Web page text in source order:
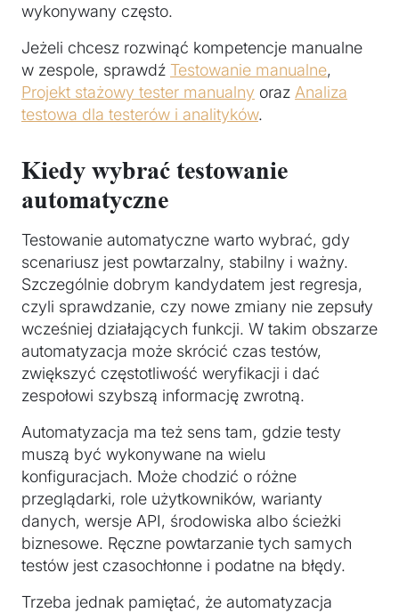
wykonywany często.
Jeżeli chcesz rozwinąć kompetencje manualne
w zespole, sprawdź Testowanie manualne,
Projekt stażowy tester manualny oraz Analiza
testowa dla testerów i analityków.
Kiedy wybrać testowanie
automatyczne
Testowanie automatyczne warto wybrać, gdy
scenariusz jest powtarzalny, stabilny i ważny.
Szczególnie dobrym kandydatem jest regresja,
czyli sprawdzanie, czy nowe zmiany nie zepsuły
wcześniej działających funkcji. W takim obszarze
automatyzacja może skrócić czas testów,
zwiększyć częstotliwość weryfikacji i dać
zespołowi szybszą informację zwrotną.
Automatyzacja ma też sens tam, gdzie testy
muszą być wykonywane na wielu
konfiguracjach. Może chodzić o różne
przeglądarki, role użytkowników, warianty
danych, wersje API, środowiska albo ścieżki
biznesowe. Ręczne powtarzanie tych samych
testów jest czasochłonne i podatne na błędy.
Trzeba jednak pamiętać, że automatyzacja